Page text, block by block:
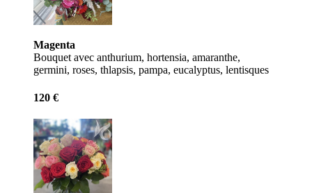
Magenta
Bouquet avec anthurium, hortensia, amaranthe,
germini, roses, thlapsis, pampa, eucalyptus, lentisques
120 €